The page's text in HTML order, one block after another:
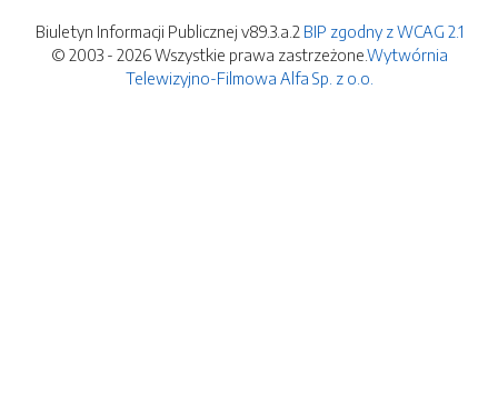
Biuletyn Informacji Publicznej v89.3.a.2 BIP zgodny z WCAG 2.1
© 2003 - 2026 Wszystkie prawa zastrzeżone.Wytwórnia
Telewizyjno-Filmowa Alfa Sp. z o.o.